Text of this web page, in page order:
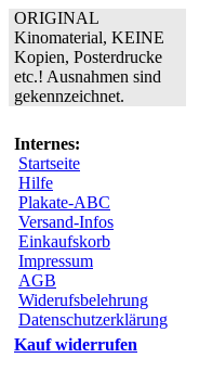
ORIGINAL
Kinomaterial, KEINE
Kopien, Posterdrucke
etc.! Ausnahmen sind
gekennzeichnet.
Internes:
Startseite
Hilfe
Plakate-ABC
Versand-Infos
Einkaufskorb
Impressum
AGB
Widerufsbelehrung
Datenschutzerklärung
Kauf widerrufen